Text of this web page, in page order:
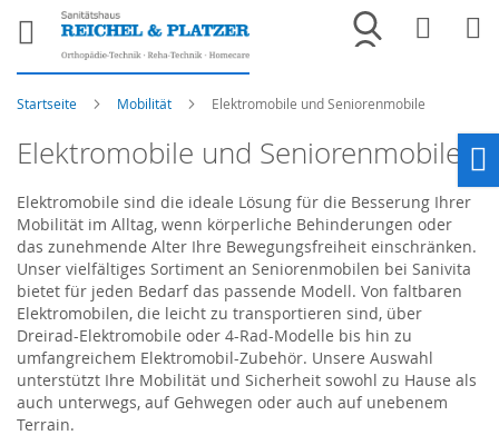
Merkliste
Startseite Mobilität Elektromobile und Seniorenmobile
Elektromobile und Seniorenmobile
Elektromobile sind die ideale Lösung für die Besserung Ihrer
Mobilität im Alltag, wenn körperliche Behinderungen oder
das zunehmende Alter Ihre Bewegungsfreiheit einschränken.
Unser vielfältiges Sortiment an Seniorenmobilen bei Sanivita
bietet für jeden Bedarf das passende Modell. Von faltbaren
Elektromobilen, die leicht zu transportieren sind, über
Dreirad-Elektromobile oder 4-Rad-Modelle bis hin zu
umfangreichem Elektromobil-Zubehör. Unsere Auswahl
unterstützt Ihre Mobilität und Sicherheit sowohl zu Hause als
auch unterwegs, auf Gehwegen oder auch auf unebenem
Terrain.